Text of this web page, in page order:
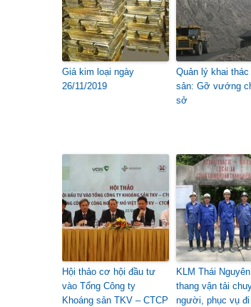
Giá kim loại ngày
26/11/2019
Quản lý khai thác
sản: Gỡ vướng
sở
Hội thảo cơ hội đầu tư
vào Tổng Công ty
Khoáng sản TKV – CTCP
KLM Thái
thang vận tải
người, phục vụ